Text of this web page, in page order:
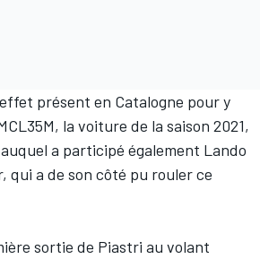
présent en Catalogne pour y
la voiture de la saison 2021,
a participé également Lando
qui a de son côté pu rouler ce
sortie de Piastri au volant